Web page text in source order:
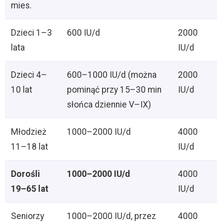
mies.
Dzieci 1–3
lata
600 IU/d
2000
IU/d
Dzieci 4–
10 lat
600–1000 IU/d (można
pominąć przy 15–30 min
słońca dziennie V–IX)
2000
IU/d
Młodzież
11–18 lat
1000–2000 IU/d
4000
IU/d
Dorośli
19–65 lat
1000–2000 IU/d
4000
IU/d
Seniorzy
1000–2000 IU/d, przez
4000